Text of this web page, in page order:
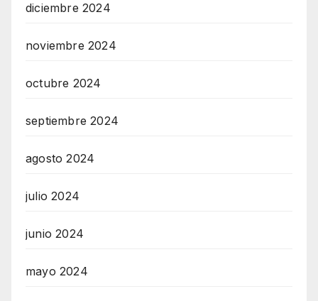
diciembre 2024
noviembre 2024
octubre 2024
septiembre 2024
agosto 2024
julio 2024
junio 2024
mayo 2024